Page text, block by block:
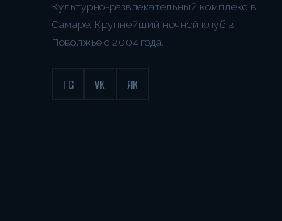
Культурно-развлекательный комплекс в
Самаре. Крупнейший ночной клуб в
Поволжье с 2004 года.
TG VK ЯК